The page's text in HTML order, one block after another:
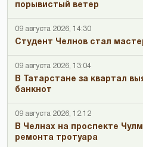
порывистый ветер
09 августа 2026, 14:30
Студент Челнов стал
09 августа 2026, 13:04
В Татарстане за квартал
банкнот
09 августа 2026, 12:12
В Челнах на проспекте
ремонта тротуара